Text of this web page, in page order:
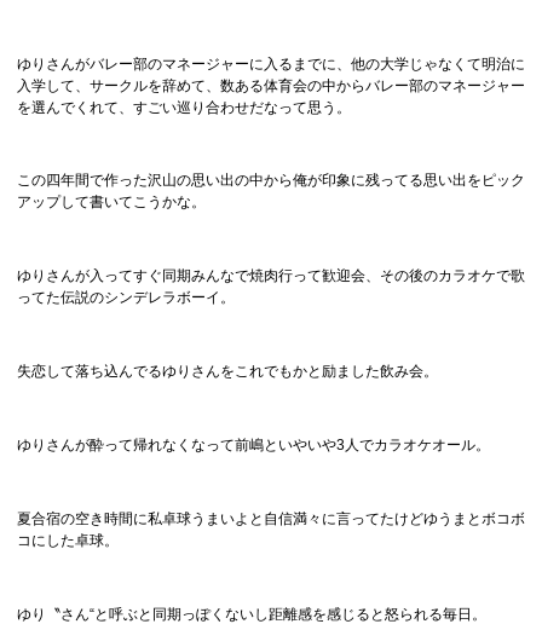
ゆりさんがバレー部のマネージャーに入るまでに、他の大学じゃなくて明治に
入学して、サークルを辞めて、数ある体育会の中からバレー部のマネージャー
を選んでくれて、すごい巡り合わせだなって思う。
この四年間で作った沢山の思い出の中から俺が印象に残ってる思い出をピック
アップして書いてこうかな。
ゆりさんが入ってすぐ同期みんなで焼肉行って歓迎会、その後のカラオケで歌
ってた伝説のシンデレラボーイ。
失恋して落ち込んでるゆりさんをこれでもかと励ました飲み会。
ゆりさんが酔って帰れなくなって前嶋といやいや3人でカラオケオール。
夏合宿の空き時間に私卓球うまいよと自信満々に言ってたけどゆうまとボコボ
コにした卓球。
ゆり〝さん“と呼ぶと同期っぽくないし距離感を感じると怒られる毎日。